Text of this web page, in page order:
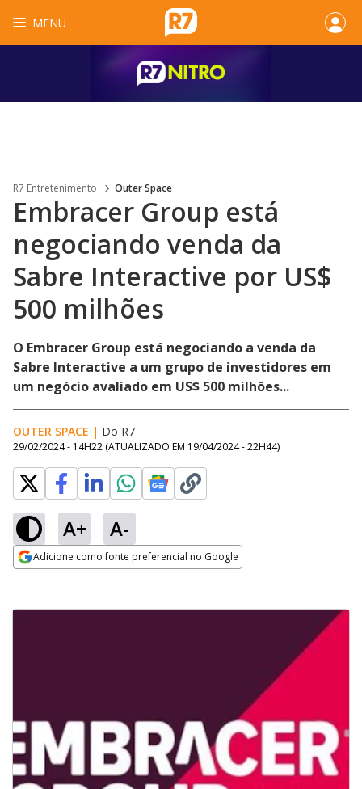
MENU
R7 Entretenimento Outer Space
Embracer Group está
negociando venda da
Sabre Interactive por US$
500 milhões
O Embracer Group está negociando a venda da
Sabre Interactive a um grupo de investidores em
um negócio avaliado em US$ 500 milhões...
OUTER SPACE | Do R7
29/02/2024 - 14H22 (ATUALIZADO EM 19/04/2024 - 22H44)
A+ A-
Adicione como fonte preferencial no Google